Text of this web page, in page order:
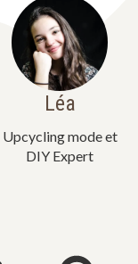
Léa
Upcycling mode et
DIY Expert